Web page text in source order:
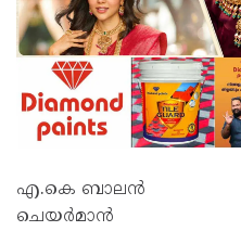
എ.കെ ബാലൻ
ചെയർമാൻ